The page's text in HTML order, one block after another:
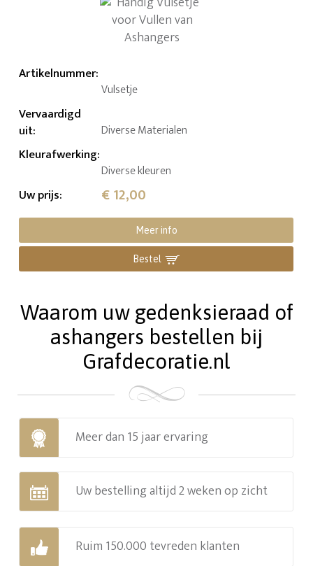
Artikelnummer:
Vulsetje
Vervaardigd
uit: Diverse Materialen
Kleurafwerking:
Diverse kleuren
Uw prijs: € 12,00
Meer info
Bestel
Waarom uw gedenksieraad of
ashangers bestellen bij
Grafdecoratie.nl
Meer dan 15 jaar ervaring
Uw bestelling altijd 2 weken op zicht
Ruim 150.000 tevreden klanten